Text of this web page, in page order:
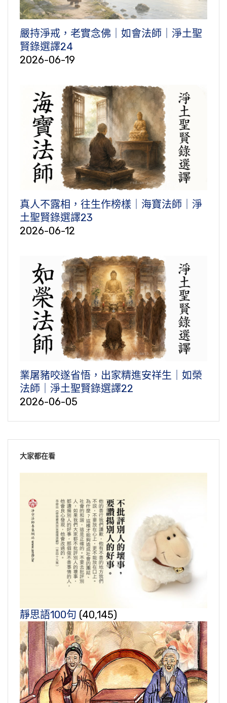
嚴持淨戒，老實念佛｜如會法師｜淨土聖
賢錄選譯24
2026-06-19
真人不露相，往生作榜樣｜海寶法師｜淨
土聖賢錄選譯23
2026-06-12
業屠豬咬遂省悟，出家精進安祥生｜如榮
法師｜淨土聖賢錄選譯22
2026-06-05
大家都在看
靜思語100句 (40,145)